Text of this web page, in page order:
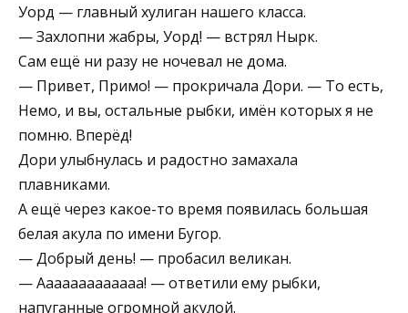
Уорд — главный хулиган нашего класса.
— Захлопни жабры, Уорд! — встрял Нырк.
Сам ещё ни разу не ночевал не дома.
— Привет, Примо! — прокричала Дори. — То есть,
Немо, и вы, остальные рыбки, имён которых я не
помню. Вперёд!
Дори улыбнулась и радостно замахала
плавниками.
А ещё через какое-то время появилась большая
белая акула по имени Бугор.
— Добрый день! — пробасил великан.
— Aaaaaaaaaaaaa! — ответили ему рыбки,
напуганные огромной акулой.